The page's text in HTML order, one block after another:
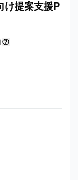
け提案支援P